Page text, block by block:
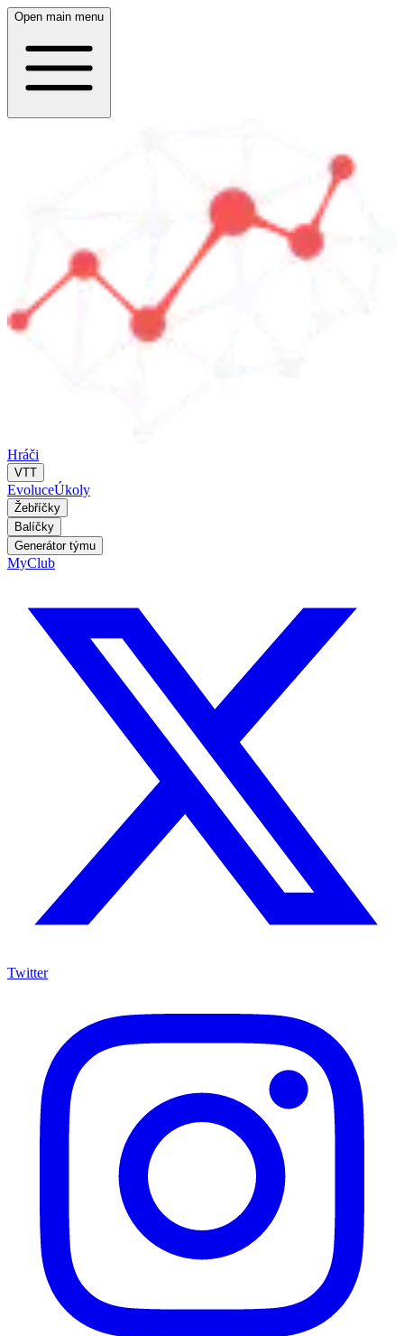
Open main menu
Hráči
VTT
EvoluceÚkoly
Žebříčky
Balíčky
Generátor týmu
MyClub
Twitter